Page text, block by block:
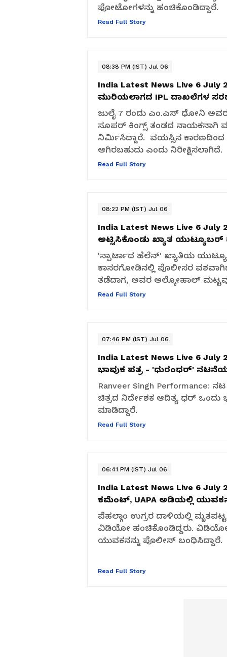
ಫೋಟೋಗಳನ್ನು ಹಂಚಿಕೊಂಡಿದ್ದಾರೆ.
Read Full Story
08:38 PM (IST) Jul 06
India Latest News Live 6 July
ಮುರಿಯಲಾಗದ IPL ದಾಖಲೆಗಳ
ಜುಲೈ 7 ರಂದು ಎಂ.ಎಸ್ ಧೋನಿ
ಸೂಪರ್ ಕಿಂಗ್ಸ್ ತಂಡದ ನಾಯಕನಾಗಿ
ನಿರ್ಮಿಸಿದ್ದಾರೆ. ವಯಸ್ಸಿನ
ಆಗಿರಬಹುದು ಎಂದು ನಿರೀಕ್ಷಿಸಲಾಗಿದೆ.
Read Full Story
08:22 PM (IST) Jul 06
India Latest News Live 6 July
ಅಟ್ಟಿಸಿಕೊಂಡು ಖ್ಯಾತ ಯುಟ್ಯೂಬರ್​
'ಸ್ಪಾರ್ಟಾದ ಹೆಲೆನ್' ಖ್ಯಾತಿಯ
ಕಾಸರಗೋಡಿನಲ್ಲಿ ಪೊಲೀಸರ
ತಡೆದಾಗ, ಅವರ ಆಲ್ಕೋಹಾಲ್
Read Full Story
07:46 PM (IST) Jul 06
India Latest News Live 6 July
ಭಾವುಕ ಪತ್ರ - 'ಧುರಂಧರ್'
Ranveer Singh
ಚಿತ್ರದ ನಿರ್ದೇಶಕ ಆದಿತ್ಯ ಧರ್
ಮಾಡಿದ್ದಾರೆ.
Read Full Story
06:41 PM (IST) Jul 06
India Latest News Live 6 July
ಕಮೆಂಟ್, UAPA ಅಡಿಯಲ್ಲಿ
ಪೆಹಲ್ಗಾಂ ಉಗ್ರರ ದಾಳಿಯಲ್ಲಿ ಮೃತಪಟ್ಟ
ವಿಡಿಯೋ ಹಂಚಿಕೊಂಡಿದ್ದರು.
ಯುವಕನನ್ನು ಪೊಲೀಸ್ ಬಂಧಿಸಿದ್ದಾರೆ.
Read Full Story